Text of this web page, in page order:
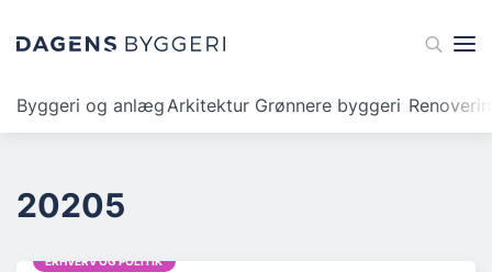
Byggeri og anlægArkitektur Grønnere byggeri
20205
ERHVERV OG POLITIK